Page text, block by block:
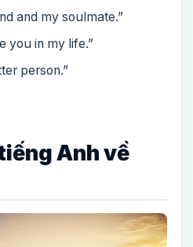
and my soulmate.”
you in my life.”
person.”
Anh về